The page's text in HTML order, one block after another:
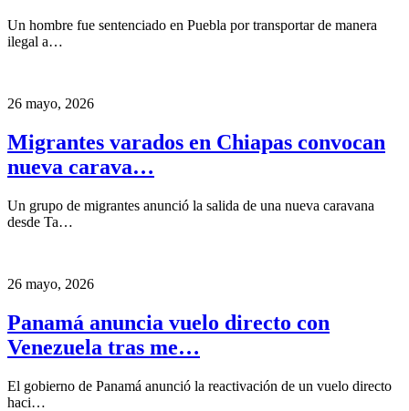
Un hombre fue sentenciado en Puebla por transportar de manera
ilegal a…
26 mayo, 2026
Migrantes varados en Chiapas convocan
nueva carava…
Un grupo de migrantes anunció la salida de una nueva caravana
desde Ta…
26 mayo, 2026
Panamá anuncia vuelo directo con
Venezuela tras me…
El gobierno de Panamá anunció la reactivación de un vuelo directo
haci…